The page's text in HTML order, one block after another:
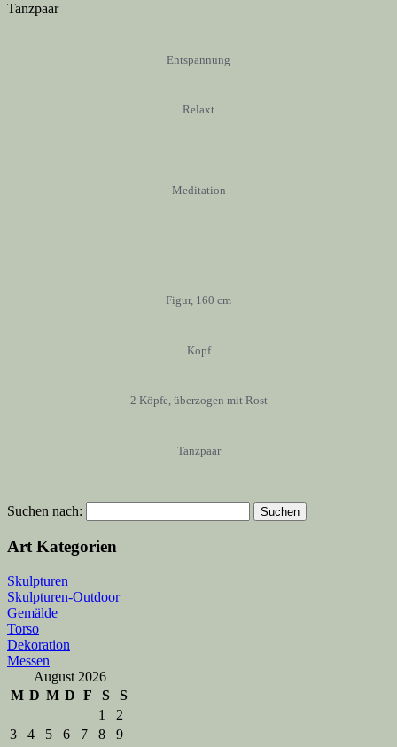
Tanzpaar
Entspannung
Relaxt
Meditation
Figur, 160 cm
Kopf
2 Köpfe, überzogen mit Rost
Tanzpaar
Suchen nach:
Art Kategorien
Skulpturen
Skulpturen-Outdoor
Gemälde
Torso
Dekoration
Messen
August 2026
M D M D F S
S
1
2
3
4 5 6 7 8
9